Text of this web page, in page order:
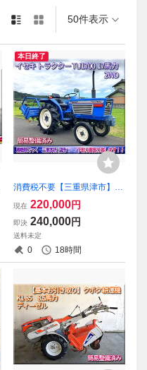
50件表示
本日終了
消費税不要【三重県津市】簡
易整備済み イセキ トラクタ
ー TU1700 2WD 17馬力
現在 220,000円
即決 240,000円
送料未定
0 18時間